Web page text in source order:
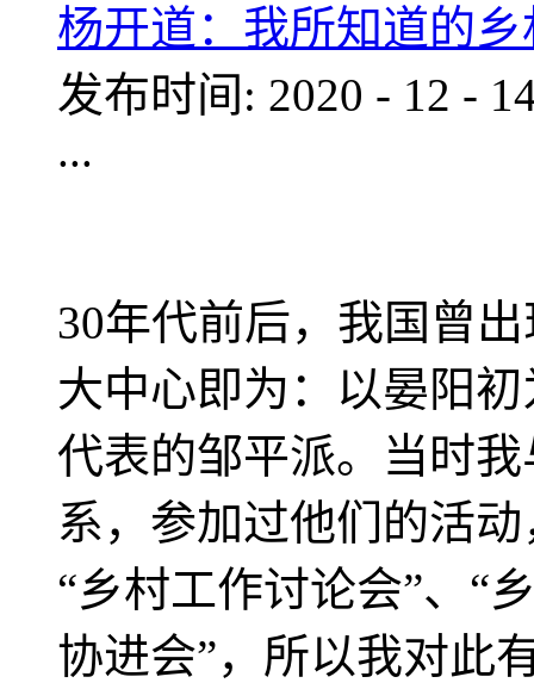
杨开道：我所知道的
发布时间: 2020 - 12 -
...
30年代前后，我国曾
大中心即为：以晏阳
代表的邹平派。当时
系，参加过他们的活
“乡村工作讨论会”、“
协进会”，所以我对此